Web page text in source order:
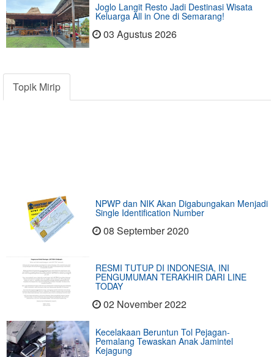
Joglo Langit Resto Jadi Destinasi Wisata
Keluarga All in One di Semarang!
03 Agustus 2026
Topik Mirip
NPWP dan NIK Akan Digabungakan Menjadi
Single Identification Number
08 September 2020
RESMI TUTUP DI INDONESIA, INI
PENGUMUMAN TERAKHIR DARI LINE
TODAY
02 November 2022
Kecelakaan Beruntun Tol Pejagan-
Pemalang Tewaskan Anak Jamintel
Kejagung